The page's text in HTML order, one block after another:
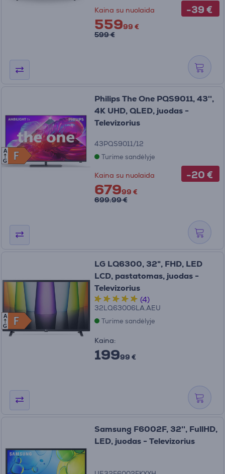
-39 €
Kaina su nuolaida
55999 €
599 €
-20 €
F
F
A
G
Philips The One PQS9011, 43'',
4K UHD, QLED, juodas -
Televizorius
43PQS9011/12
Turime sandėlyje
Kaina su nuolaida
67999 €
699.99 €
F
F
A
G
LG LQ6300, 32", FHD, LED
LCD, pastatomas, juodas -
Televizorius
(4)
32LQ63006LA.AEU
Turime sandėlyje
Kaina:
19999 €
Samsung F6002F, 32'', FullHD,
LED, juodas - Televizorius